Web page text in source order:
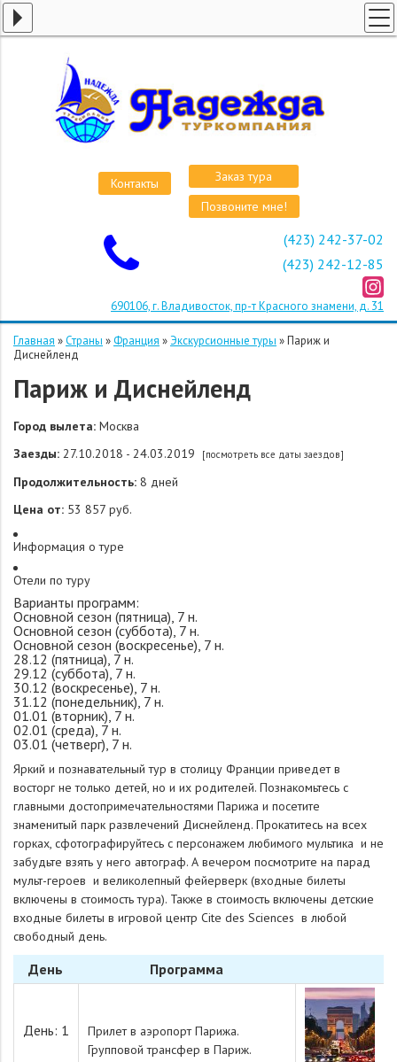
Контакты
Заказ тура
Позвоните мне!
(423) 242-37-02
(423) 242-12-85
690106, г. Владивосток, пр-т Красного знамени, д. 31
ВИЗЫ
АВИАБИЛЕТЫ
ОТЕЛИ
Главная »Страны »Франция »Экскурсионные туры »Париж и
Диснейленд
Париж и Диснейленд
Город вылета: Москва
Заезды: 27.10.2018 - 24.03.2019 [посмотреть все даты заездов]
Продолжительность: 8 дней
Цена от: 53 857 руб.
Информация о туре
Отели по туру
Варианты программ:
Основной сезон (пятница), 7 н.
Основной сезон (суббота), 7 н.
Основной сезон (воскресенье), 7 н.
28.12 (пятница), 7 н.
29.12 (суббота), 7 н.
30.12 (воскресенье), 7 н.
31.12 (понедельник), 7 н.
01.01 (вторник), 7 н.
02.01 (среда), 7 н.
03.01 (четверг), 7 н.
Яркий и познавательный тур в столицу Франции приведет в
восторг не только детей, но и их родителей. Познакомьтесь с
главными достопримечательностями Парижа и посетите
знаменитый парк развлечений Диснейленд. Прокатитесь на всех
горках, сфотографируйтесь с персонажем любимого мультика и не
забудьте взять у него автограф. А вечером посмотрите на парад
мульт-героев и великолепный фейерверк (входные билеты
включены в стоимость тура). Также в стоимость включены детские
входные билеты в игровой центр Cite des Sciences в любой
свободный день.
День Программа
День: 1
Прилет в аэропорт Парижа.
Групповой трансфер в Париж.